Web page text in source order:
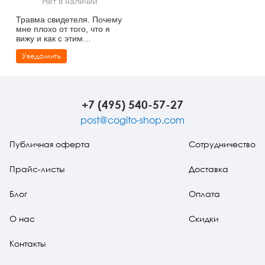
Сказкотерапия
Другие направления психотерапии
Психофизиология
Социальная психология
Учебная литература
Классический и юнгианский психоанализ
Травма свидетеля. Почему
мне плохо от того, что я
вижу и как с этим
справиться
Уведомить
+7 (495) 540-57-27
post@cogito-shop.com
Публичная оферта
Прайс-листы
Блог
О нас
Контакты
Сотрудничество
Доставка
Оплата
Скидки